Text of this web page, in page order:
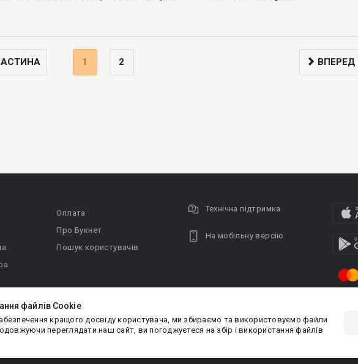
1 2 ВПЕРЕД
файлів Cookie
кращого досвіду користувача, ми збираємо та використовуємо файли
переглядати наш сайт, ви погоджуєтеся на збір і використання файлів
Оплата
Про Букнет
Пошук користувачів
Технічна підтримка
На мобільну версію
права захищено.
Естонія
Privacy policy Угода